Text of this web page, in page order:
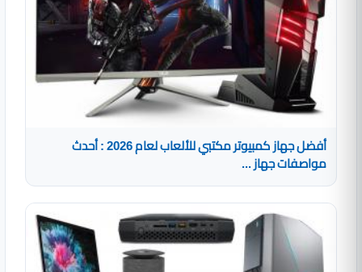
أفضل جهاز كمبيوتر مكتبي للألعاب لعام 2026 : أحدث
مواصفات جهاز ...